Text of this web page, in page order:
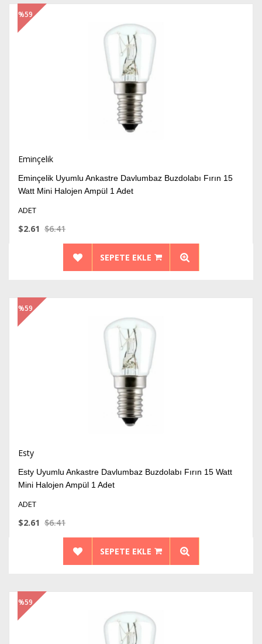
Eminçelik
Eminçelik Uyumlu Ankastre Davlumbaz Buzdolabı Fırın 15
Watt Mini Halojen Ampül 1 Adet
ADET
$2.61 $6.41
SEPETE EKLE
%59
Esty
Esty Uyumlu Ankastre Davlumbaz Buzdolabı Fırın 15 Watt
Mini Halojen Ampül 1 Adet
ADET
$2.61 $6.41
SEPETE EKLE
%59
%59